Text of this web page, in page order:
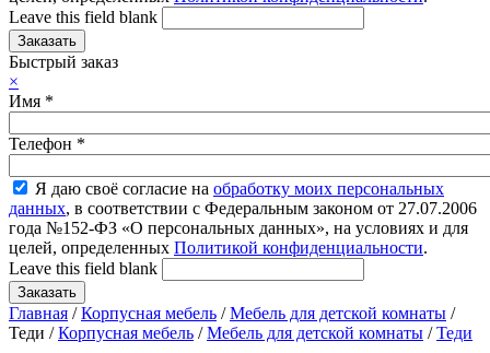
Leave this field blank
Быстрый заказ
×
Имя *
Телефон *
Я даю своё согласие на обработку моих персональных
данных, в соответствии с Федеральным законом от 27.07.2006
года №152-ФЗ «О персональных данных», на условиях и для
целей, определенных Политикой конфиденциальности.
Leave this field blank
Главная /Корпусная мебель /Мебель для детской комнаты /
Теди /Корпусная мебель /Мебель для детской комнаты /Теди